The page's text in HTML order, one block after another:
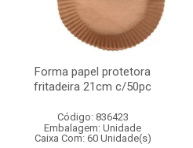
Forma papel protetora
fritadeira 21cm c/50pc
Código: 836423
Embalagem: Unidade
Caixa Com: 60 Unidade(s)